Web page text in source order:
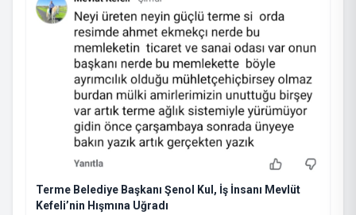
Terme Belediye Başkanı Şenol Kul, İş İnsanı Mevlüt
Kefeli’nin Hışmına Uğradı